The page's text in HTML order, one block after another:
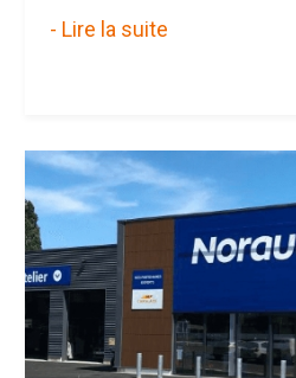
- Lire la suite